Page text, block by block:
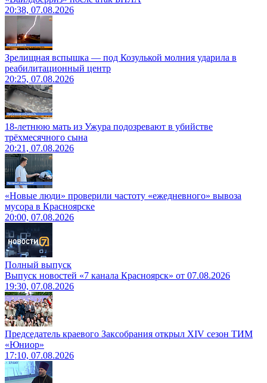
20:38, 07.08.2026
Зрелищная вспышка — под Козулькой молния ударила в
реабилитационный центр
20:25, 07.08.2026
18-летнюю мать из Ужура подозревают в убийстве
трёхмесячного сына
20:21, 07.08.2026
«Новые люди» проверили частоту «ежедневного» вывоза
мусора в Красноярске
20:00, 07.08.2026
Полный выпуск
Выпуск новостей «7 канала Красноярск» от 07.08.2026
19:30, 07.08.2026
Председатель краевого Заксобрания открыл XIV сезон ТИМ
«Юниор»
17:10, 07.08.2026